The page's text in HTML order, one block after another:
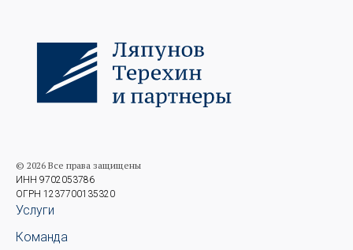
© 2026 Все права защищены
ИНН 9702053786
ОГРН 1237700135320
Услуги
Команда